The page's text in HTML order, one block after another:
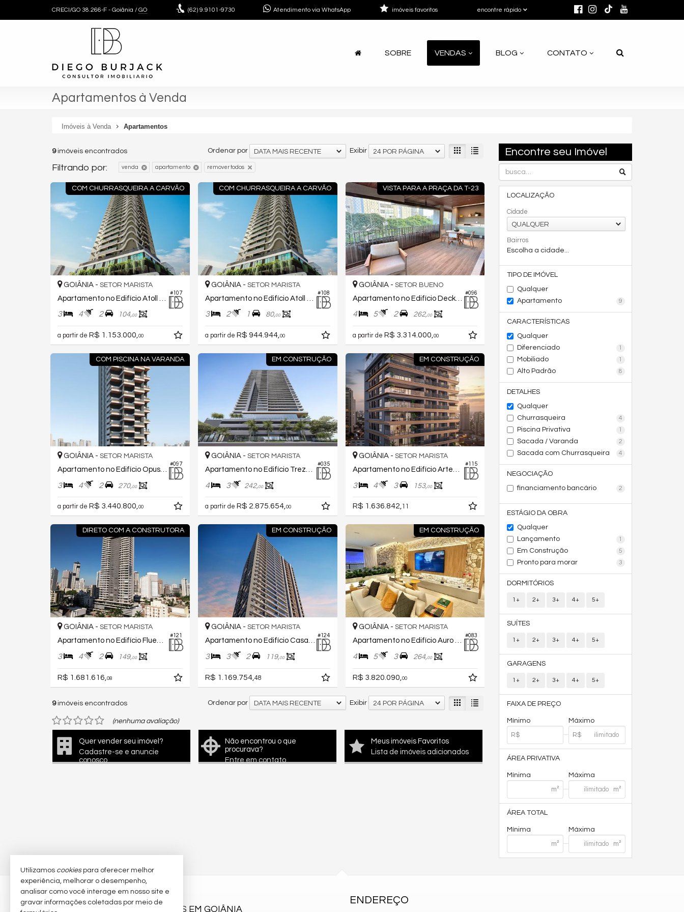
CRECI/GO 38.266-F - Goiânia / GO (62) 9.9101-9730 Atendimento via WhatsApp encontre rápido
imóveis favoritos
SOBRE VENDAS BLOG CONTATO
Apartamentos à Venda
Imóveis à Venda Apartamentos
Encontre seu Imóvel
LOCALIZAÇÃO
Cidade
QUALQUER
Bairros
Escolha a cidade...
TIPO DE IMÓVEL
Qualquer
Apartamento
9
CARACTERÍSTICAS
Qualquer
Diferenciado
1
Mobiliado 1
Alto Padrão 8
DETALHES
Qualquer
Churrasqueira
4
Piscina Privativa 1
Sacada / Varanda 2
Sacada com Churrasqueira 4
NEGOCIAÇÃO
financiamento bancário
2
ESTÁGIO DA OBRA
Qualquer
Lançamento
1
Em Construção 5
Pronto para morar 3
DORMITÓRIOS
1+ 2+ 3+ 4+ 5+
SUÍTES
1+ 2+ 3+ 4+ 5+
GARAGENS
1+ 2+ 3+ 4+ 5+
FAIXA DE PREÇO
Mínimo Máximo
ÁREA PRIVATIVA
Mínima Máxima
ÁREA TOTAL
Mínima Máxima
9imóveis encontrados Exibir 24 POR PÁGINA
Ordenar por DATA MAIS RECENTE
Filtrando por: venda apartamento remover todos
COM CHURRASQUEIRA A CARVÃO
#107
GOIÂNIA - SETOR MARISTA
3 4 2 104,00
a partir de R$ 1.153.000, 00
COM CHURRASQUEIRA A CARVÃO
#108
GOIÂNIA - SETOR MARISTA
3 2 1 80,00
a partir de R$ 944.944, 00
VISTA PARA A PRAÇA DA T-23
#096
GOIÂNIA - SETOR BUENO
Apartamento no Edifício Deck 23
4 5 2 262,00
a partir de R$ 3.314.000, 00
COM PISCINA NA VARANDA
#097
GOIÂNIA - SETOR MARISTA
Apartamento no Edifício Opus Penthouses
3 4 2 270,00
a partir de R$ 3.440.800,00
EM CONSTRUÇÃO
#035
GOIÂNIA - SETOR MARISTA
Apartamento no Edifício Treze36
4 3 242,00
a partir de R$ 2.875.654,00
EM CONSTRUÇÃO
#115
GOIÂNIA - SETOR MARISTA
Apartamento no Edifício Artesano Marista
3 4 3 153,00
R$ 1.636.842,
DIRETO COM A CONSTRUTORA
#121
GOIÂNIA - SETOR MARISTA
Apartamento no Edifício Fluence Space Design
3 4 2 149,00
R$ 1.681.616, 08
EM CONSTRUÇÃO
#124
GOIÂNIA - SETOR MARISTA
Apartamento no Edifício Casa Neo
3 3 2 119,00
R$ 1.169.754, 48
EM CONSTRUÇÃO
#083
GOIÂNIA - SETOR MARISTA
Apartamento no Edifício Auro Consciente
4 5 3 264,00
R$ 3.820.090, 00
9imóveis encontrados Exibir 24 POR PÁGINA
Ordenar por DATA MAIS RECENTE
(nenhuma avaliação)
Quer vender seu imóvel?
Cadastre-se e anuncie
conosco
Não encontrou o que
procurava?
Entre em contato
Meus imóveis Favoritos
Lista de imóveis adicionados
DIEGO BURJACK
CORRETOR DE IMÓVEIS EM GOIÂNIA
ENDEREÇO
Utilizamos cookiespara oferecer melhor
experiência, melhorar o desempenho,
analisar como você interage em nosso site e
gravar informações coletadas por meio de